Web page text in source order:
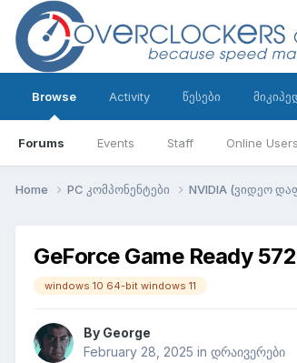
Browse
Forums Events Staff Online Users
Activity წესები
Home PC კომპონენტები NVIDIA (ვიდეო
GeForce Game Ready
windows 10 64-bit windows 11
By George
February 28, 2025 in დრაივერები